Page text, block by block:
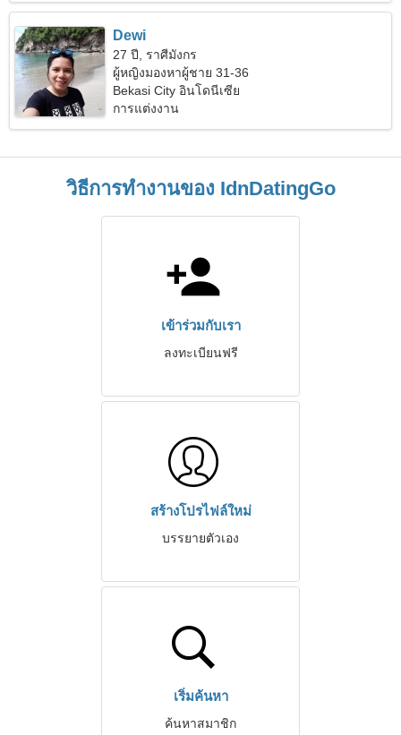
Dewi
27 ปี, ราศีมังกร
ผู้หญิงมองหาผู้ชาย 31-36
Bekasi City อินโดนีเซีย
การแต่งงาน
วิธีการทำงานของ IdnDatingGo
เข้าร่วมกับเรา
ลงทะเบียนฟรี
สร้างโปรไฟล์ใหม่
บรรยายตัวเอง
เริ่มค้นหา
ค้นหาสมาชิก